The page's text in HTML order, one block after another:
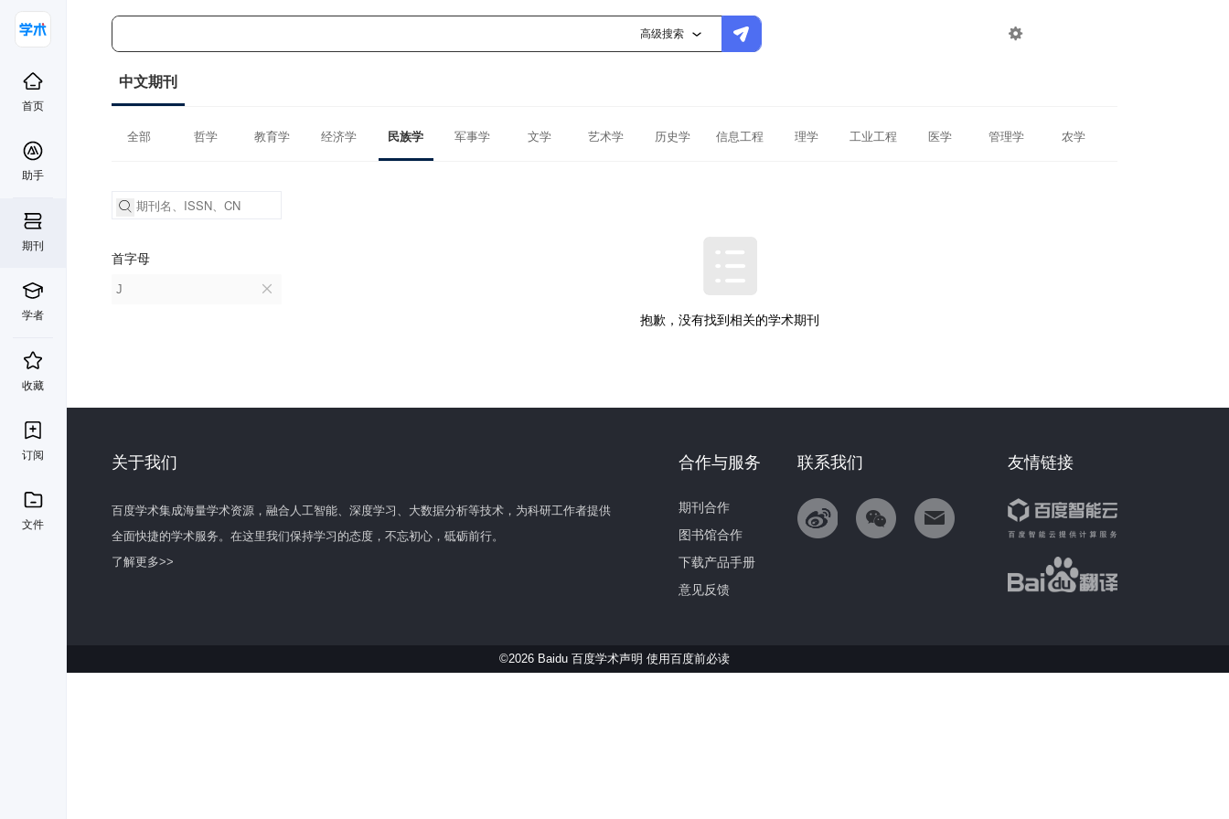
高级搜索 
首页
助手
期刊
学者
收藏
订阅
文件
中文期刊
全部 哲学 教育学 经济学 民族学 军事学 文学 艺术学 历史学 信息工程 理学 工业工程 医学 管理学 农学
首字母
J
抱歉，没有找到相关的学术期刊
关于我们
百度学术集成海量学术资源，融合人工智能、深度学习、大数据分析等技术，为科研工作者提供
全面快捷的学术服务。在这里我们保持学习的态度，不忘初心，砥砺前行。
了解更多>>
友情链接
联系我们
合作与服务
期刊合作
图书馆合作
下载产品手册
意见反馈
©2026 Baidu 百度学术声明 使用百度前必读